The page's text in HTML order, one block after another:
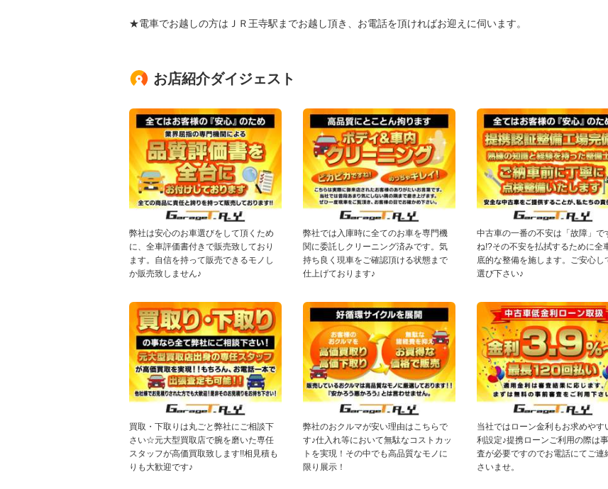
★電車でお越しの方はＪＲ王寺駅までお越し頂き、お電話を頂ければお迎えに伺います。
お店紹介ダイジェスト
弊社は安心のお車選びをして頂くため
に、全車評価書付きで販売致しており
ます。自信を持って販売できるモノし
か販売致しません♪
弊社では入庫時に全てのお車を専門機
関に委託しクリーニング済みです。気
持ち良く現車をご確認頂ける状態まで
仕上げております♪
中古車の一番の不安は「故障」で
ね!?その不安を払拭するために全
底的な整備を施します。ご安心し
選び下さい♪
買取・下取りは丸ごと弊社にご相談下
さい☆元大型買取店で腕を磨いた専任
スタッフが高価買取致します!!相見積も
りも大歓迎です♪
弊社のおクルマが安い理由はこちらで
す♪仕入れ等において無駄なコストカッ
トを実現！その中でも高品質なモノに
限り展示！
当社ではローン金利もお求めやす
利設定♪提携ローンご利用の際は
査が必要ですのでお電話にてご連
さいませ。